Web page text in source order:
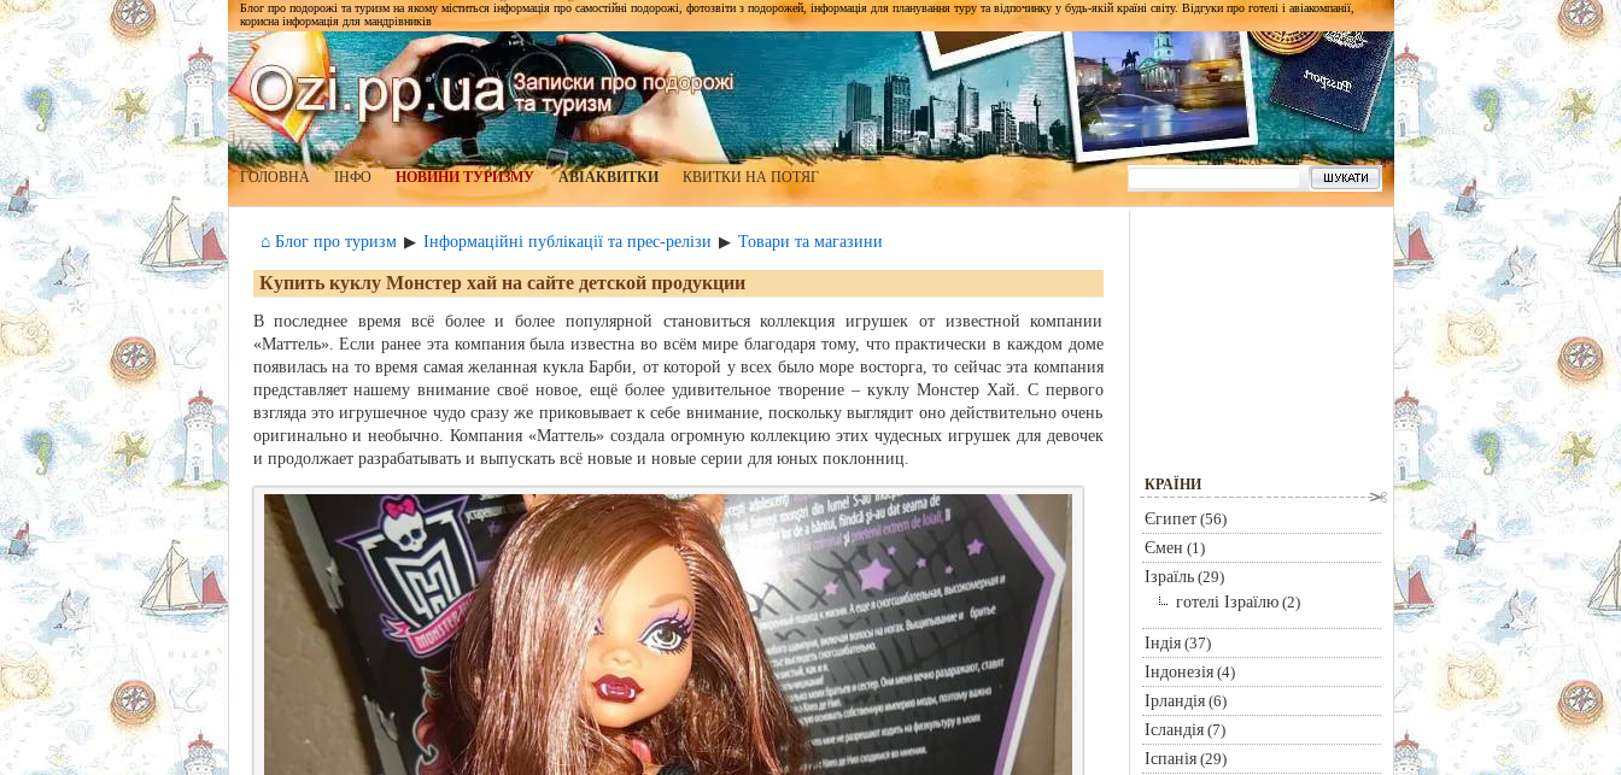
Блог про подорожі та туризм на якому міститься інформація про самостійні подорожі, фотозвіти з подорожей, інформація для планування туру та відпочинку у будь-якій країні світу. Відгуки про готелі і авіакомпанії,
корисна інформація для мандрівників
ГОЛОВНА ІНФО НОВИНИ ТУРИЗМУ АВІАКВИТКИ КВИТКИ НА ПОТЯГ
⌂ Блог про туризм ▶ Інформаційні публікації та прес-релізи ▶ Товари та магазини
Купить куклу Монстер хай на сайте детской продукции
В последнее время всё более и более популярной становиться коллекция игрушек от известной компании
«Маттель». Если ранее эта компания была известна во всём мире благодаря тому, что практически в каждом доме
появилась на то время самая желанная кукла Барби, от которой у всех было море восторга, то сейчас эта компания
представляет нашему внимание своё новое, ещё более удивительное творение – куклу Монстер Хай. С первого
взгляда это игрушечное чудо сразу же приковывает к себе внимание, поскольку выглядит оно действительно очень
оригинально и необычно. Компания «Маттель» создала огромную коллекцию этих чудесных игрушек для девочек
и продолжает разрабатывать и выпускать всё новые и новые серии для юных поклонниц.
КРАЇНИ
Єгипет(56)
Ємен (1)
Ізраїль(29)
готелі Ізраїлю(2)
Індія(37)
Індонезія(4)
Ірландія(6)
Ісландія(7)
Іспанія(29)